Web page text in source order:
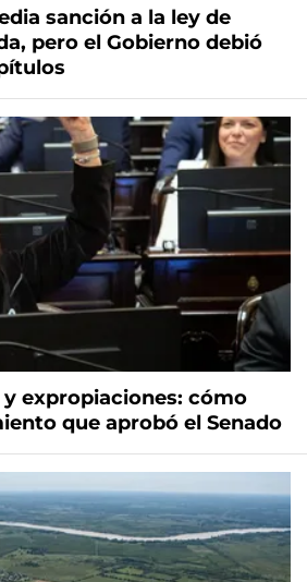
sanción a la ley de
pero el Gobierno debió
expropiaciones: cómo
que aprobó el Senado